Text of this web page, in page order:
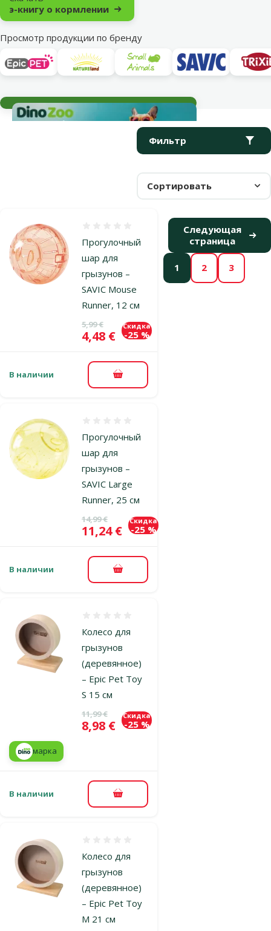
э-книгу о кормлении
Просмотр продукции по бренду
Параметрический фильтр
Фильтр
Выбранные фильтры
Сортировать
Продукты в категории Игрушки
Прогулочный
шар для
грызунов –
SAVIC Mouse
Runner, 12 см
Исходная цена
5,99 €
Цена
4,48 €
Скидка
-25 %
В наличии В корзину
Прогулочный
шар для
грызунов –
SAVIC Large
Runner, 25 см
Исходная цена
14,99 €
Цена
11,24 €
Скидка
-25 %
В наличии В корзину
Колесо для
грызунов
(деревянное)
– Epic Pet Toy
S 15 см
Исходная цена
11,99 €
Цена
8,98 €
Скидка
-25 %
марка
В наличии В корзину
Колесо для
грызунов
(деревянное)
– Epic Pet Toy
M 21 см
1 2 3
Следующая
страница